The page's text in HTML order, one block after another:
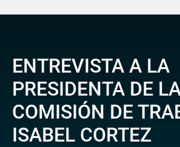
ENTREVISTA A LA
PRESIDENTA DE
COMISIÓN DE
ISABEL CORTEZ